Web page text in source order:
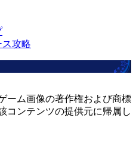
ス攻略
ーム画像の著作権および商標
コンテンツの提供元に帰属し